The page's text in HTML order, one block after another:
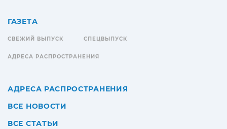
ГАЗЕТА
СВЕЖИЙ ВЫПУСК СПЕЦВЫПУСК
АДРЕСА РАСПРОСТРАНЕНИЯ
АДРЕСА РАСПРОСТРАНЕНИЯ
ВСЕ НОВОСТИ
ВСЕ СТАТЬИ